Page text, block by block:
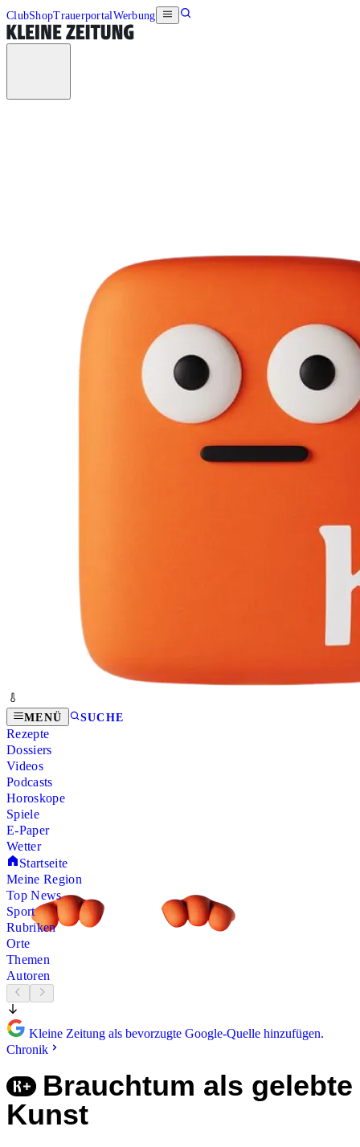
ClubShopTrauerportalWerbung
MENÜ SUCHE
Rezepte
Dossiers
Videos
Podcasts
Horoskope
Spiele
E-Paper
Wetter
Startseite
Meine Region
Top News
Sport
Rubriken
Orte
Themen
Autoren
Kleine Zeitung als bevorzugte Google-Quelle hinzufügen.
Chronik
Brauchtum als gelebte
Kunst